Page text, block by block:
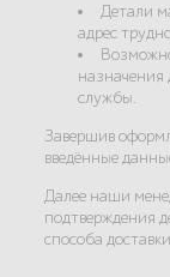
Детали
адрес
назначения
службы.
Завершив
введённые
Далее наши
подтверждения
способа